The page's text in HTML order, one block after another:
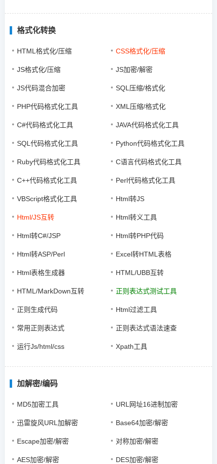
格式化转换
HTML格式化/压缩 CSS格式化/压缩
JS格式化/压缩 JS加密/解密
JS代码混合加密 SQL压缩/格式化
PHP代码格式化工具 XML压缩/格式化
C#代码格式化工具 JAVA代码格式化工具
SQL代码格式化工具 Python代码格式化工具
Ruby代码格式化工具 C语言代码格式化工具
C++代码格式化工具 Perl代码格式化工具
VBScript格式化工具 Html转JS
Html/JS互转 Html转义工具
Html转C#/JSP Html转PHP代码
Html转ASP/Perl Excel转HTML表格
Html表格生成器 HTML/UBB互转
HTML/MarkDown互转 正则表达式测试工具
正则生成代码 Html过滤工具
常用正则表达式 正则表达式语法速查
运行Js/html/css Xpath工具
加解密/编码
MD5加密工具 URL网址16进制加密
迅雷旋风URL加解密 Base64加密/解密
Escape加密/解密 对称加密/解密
AES加密/解密 DES加密/解密